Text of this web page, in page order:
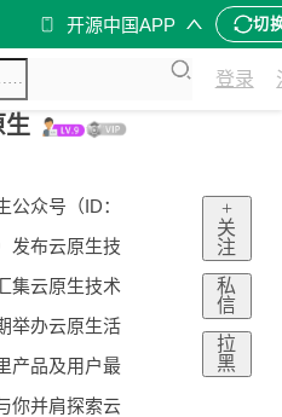
开源中国APP 切
登录
生
公众号（ID：
发布云原生技
集云原生技术
举办云原生活
产品及用户最
你并肩探索云
+
关
注
私
信
拉
黑